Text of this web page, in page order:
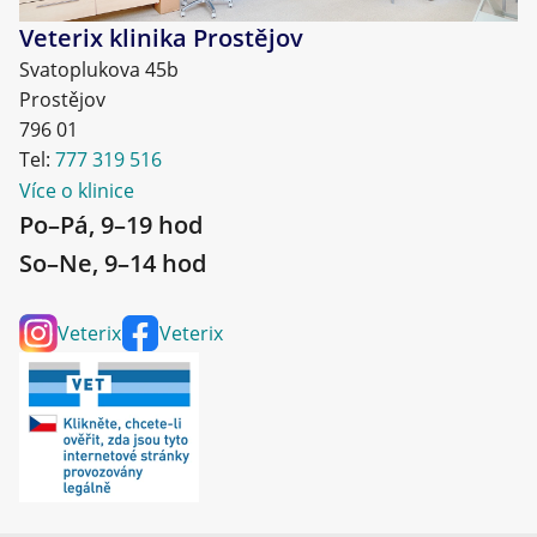
Uchovávejte mimo dosah dětí.
PŘI ZASAŽENÍ OČÍ: Několik minut opatrně
vyplachujte vodou.
Přetrvává-li podráždění očí: Vyhledejte lékařskou
pomoc/ošetření.
POUZE PRO ZVÍŘATA
Číslo šarže a datum exspirace uvedeno na obalu.
Obsah: 200 ml
Veterix klinika Prostějov
Svatoplukova 45b
Prostějov
796 01
Tel: 777 319 516
Více o klinice
Po–Pá, 9–19 hod
So–Ne, 9–14 hod
Veterix Veterix